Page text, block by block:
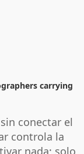
carrying
conectar el
controla la
nada; solo